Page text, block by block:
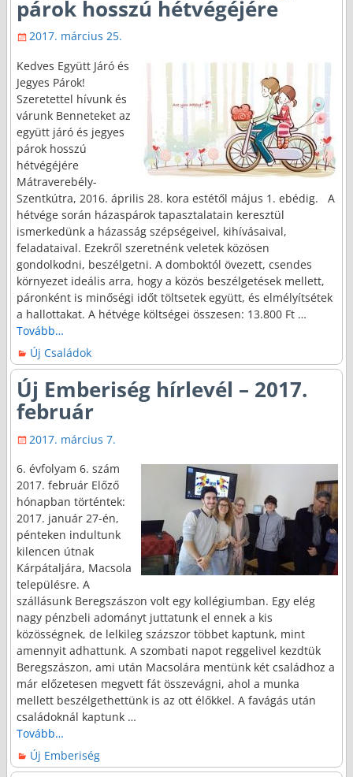
párok hosszú hétvégéjére
2017. március 25.
Kedves Együtt Járó és
Jegyes Párok!
Szeretettel hívunk és
várunk Benneteket az
együtt járó és jegyes
párok hosszú
hétvégéjére
Mátraverebély-
Szentkútra, 2016. április 28. kora estétől május 1. ebédig. A
hétvége során házaspárok tapasztalatain keresztül
ismerkedünk a házasság szépségeivel, kihívásaival,
feladataival. Ezekről szeretnénk veletek közösen
gondolkodni, beszélgetni. A domboktól övezett, csendes
környezet ideális arra, hogy a közös beszélgetések mellett,
páronként is minőségi időt töltsetek együtt, és elmélyítsétek
a hallottakat. A hétvége költségei összesen: 13.800 Ft …
Tovább…
Új Családok
Új Emberiség hírlevél – 2017.
február
2017. március 7.
6. évfolyam 6. szám
2017. február Előző
hónapban történtek:
2017. január 27-én,
pénteken indultunk
kilencen útnak
Kárpátaljára, Macsola
településre. A
szállásunk Beregszászon volt egy kollégiumban. Egy elég
nagy pénzbeli adományt juttatunk el ennek a kis
közösségnek, de lelkileg százszor többet kaptunk, mint
amennyit adhattunk. A szombati napot reggelivel kezdtük
Beregszászon, ami után Macsolára mentünk két családhoz a
már előzetesen megvett fát összevágni, ahol a munka
mellett beszélgethettünk is az ott élőkkel. A favágás után
családoknál kaptunk …
Tovább…
Új Emberiség